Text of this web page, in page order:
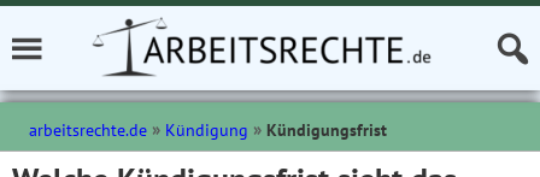
arbeitsrechte.de Kündigung Kündigungsfrist